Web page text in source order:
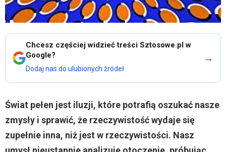
Chcesz częściej widzieć treści Sztosowe.pl w
Google?
Dodaj nas do ulubionych źródeł
→
Świat pełen jest iluzji, które potrafią oszukać nasze
zmysły i sprawić, że rzeczywistość wydaje się
zupełnie inna, niż jest w rzeczywistości. Nasz